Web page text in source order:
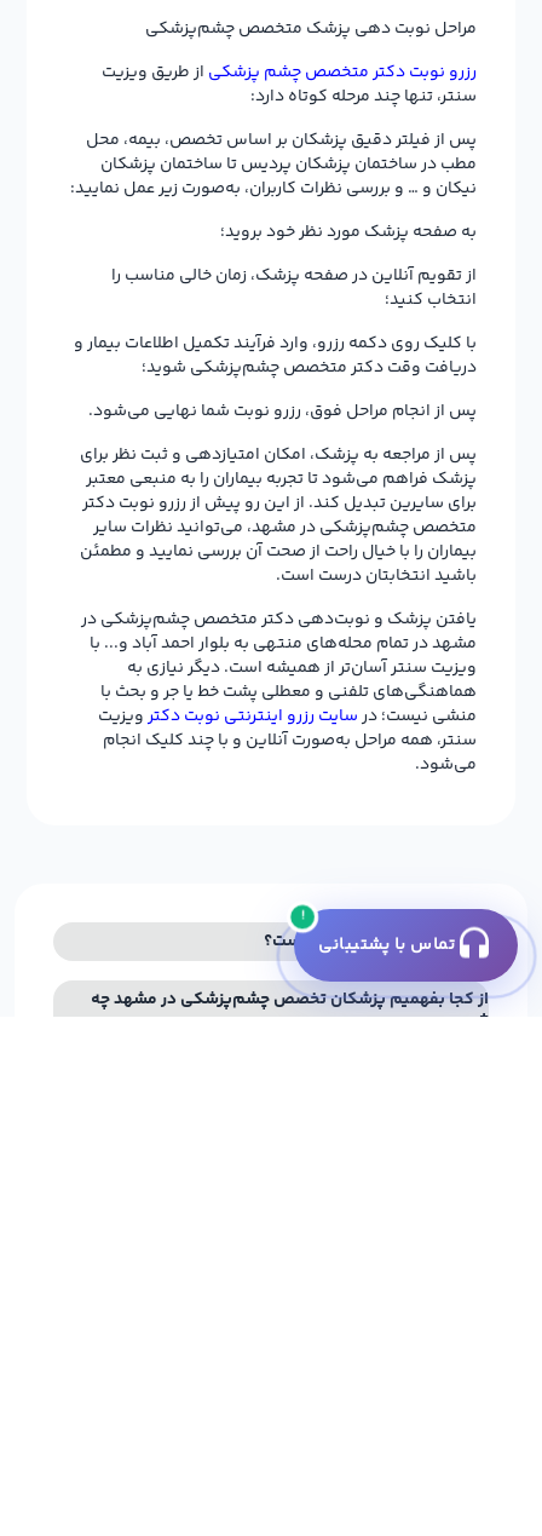
مراحل نوبت دهی پزشک متخصص چشم‌پزشکی
رزرو نوبت دکتر متخصص چشم پزشکی از طریق ویزیت
سنتر، تنها چند مرحله کوتاه دارد:
پس از فیلتر دقیق پزشکان بر اساس تخصص، بیمه، محل
مطب در ساختمان پزشکان پردیس تا ساختمان پزشکان
نیکان و … و بررسی نظرات کاربران، به‌صورت زیر عمل نمایید:
به صفحه پزشک مورد نظر خود بروید؛
از تقویم آنلاین در صفحه پزشک، زمان خالی مناسب را
انتخاب کنید؛
با کلیک روی دکمه رزرو، وارد فرآیند تکمیل اطلاعات بیمار و
دریافت وقت دکتر متخصص چشم‌پزشکی شوید؛
پس از انجام مراحل فوق، رزرو نوبت شما نهایی می‌شود.
پس از مراجعه به پزشک، امکان امتیازدهی و ثبت نظر برای
پزشک فراهم می‌شود تا تجربه بیماران را به منبعی معتبر
برای سایرین تبدیل کند. از این رو پیش از رزرو نوبت دکتر
متخصص چشم‌پزشکی در مشهد، می‌توانید نظرات سایر
بیماران را با خیال راحت از صحت آن بررسی نمایید و مطمئن
باشید انتخابتان درست است.
یافتن پزشک و نوبت‌دهی دکتر متخصص چشم‌پزشکی در
مشهد در تمام محله‌های منتهی به بلوار احمد آباد و... با
ویزیت سنتر آسان‌تر از همیشه است. دیگر نیازی به
هماهنگی‌های تلفنی و معطلی پشت خط یا جر و بحث با
منشی نیست؛ درسایت رزرو اینترنتی نوبت دکترویزیت
سنتر، همه مراحل به‌صورت آنلاین و با چند کلیک انجام
می‌شود.
هزینه ویزیت پزشک چقدر است؟
از کجا بفهمیم پزشکان تخصص چشم‌پزشکی در مشهد چه
!
تماس با پشتیبانی